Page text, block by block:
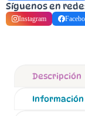
Síguenos en
Instagram
Descripción